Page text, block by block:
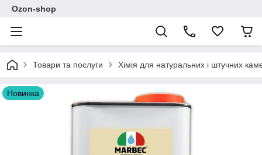
Ozon-shop
Товари та послуги Хімія для натуральних і штучних
Новинка